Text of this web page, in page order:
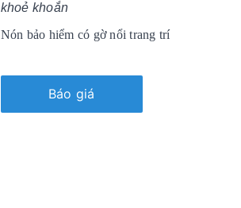
khoẻ khoắn
Nón bảo hiểm có gờ nổi trang trí
Báo giá